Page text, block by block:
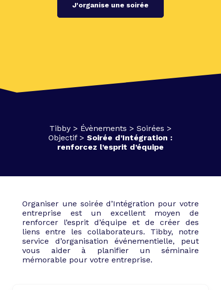
J'organise une soirée
Tibby > Évènements > Soirées >
Objectif> Soirée d’Intégration :
renforcez l’esprit d’équipe
Organiser une soirée d’Intégration pour votre
entreprise est un excellent moyen de
renforcer l’esprit d’équipe et de créer des
liens entre les collaborateurs. Tibby, notre
service d’organisation événementielle, peut
vous aider à planifier un séminaire
mémorable pour votre entreprise.